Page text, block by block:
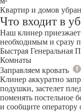
Квартир и домов
Что входит в
Наш клинер приезжает
необходимым и сразу
Быстрая Генеральная
Комнаты
Заправляем кровать
Клинер аккуратно
подушки, застелет
поменять постельное
и сообщите оператору